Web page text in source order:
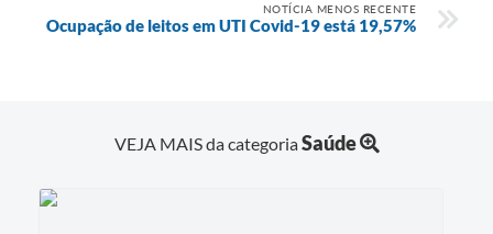
NOTÍCIA MENOS RECENTE
Ocupação de leitos em UTI Covid-19 está 19,57%
VEJA MAIS da categoriaSaúde